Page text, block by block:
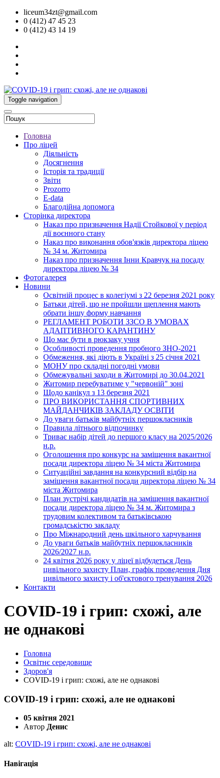
liceum34zt@gmail.com
0 (412) 47 45 23
0 (412) 43 14 19
Toggle navigation
Головна
Про ліцей
Діяльність
Досягнення
Історія та традиції
Звіти
Prozorro
E-data
Благодійна допомога
Сторінка директора
Наказ про призначення Надії Стойкової у період
дії воєнного стану
Наказ про виконання обов'язків директора ліцею
№ 34 м. Житомира
Наказ про призначення Інни Кравчук на посаду
директора ліцею № 34
Фотогалерея
Новини
Освітній процес в колегіумі з 22 березня 2021 року
Батьки дітей, що не пройшли щеплення мають
обрати іншу форму навчання
РЕГЛАМЕНТ РОБОТИ ЗЗСО В УМОВАХ
АДАПТИВНОГО КАРАНТИНУ
Що має бути в рюкзаку учня
Особливості проведення пробного ЗНО-2021
Обмеження, які діють в Україні з 25 січня 2021
МОНУ про складні погодні умови
Обмежувальні заходи в Житомирі до 30.04.2021
Житомир перебуватиме у "червоній" зоні
Щодо канікул з 13 березня 2021
ПРО ВИКОРИСТАННЯ СПОРТИВНИХ
МАЙДАНЧИКІВ ЗАКЛАДУ ОСВІТИ
До уваги батьків майбутніх першокласників
Правила літнього відпочинку
Триває набір дітей до першого класу на 2025/2026
н.р.
Оголошення про конкурс на заміщення вакантної
посади директора ліцею № 34 міста Житомира
Ситуаційні завдання на конкурсний відбір на
заміщення вакантної посади директора ліцею № 34
міста Житомира
План зустрічі кандидатів на заміщення вакантної
посади директора ліцею № 34 м. Житомира з
трудовим колективом та батьківською
громадськістю закладу
Про Міжнародний день шкільного харчування
До уваги батьків майбутніх першокласників
2026/2027 н.р.
24 квітня 2026 року у ліцеї відбудеться День
цивільного захисту План, графік проведення Дня
цивільного захисту і об'єктового тренування 2026
Контакти
COVID-19 і грип: схожі, але
не однакові
Головна
Освітнє середовище
Здоров'я
COVID-19 і грип: схожі, але не однакові
COVID-19 і грип: схожі, але не однакові
05 квітня 2021
Автор Денис
alt: COVID-19 і грип: схожі, але не однакові
Навігація